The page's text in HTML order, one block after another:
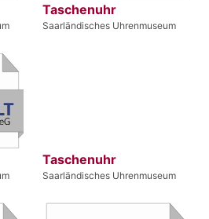
Taschenuhr
Saarländisches Uhrenmuseum
Taschenuhr
Saarländisches Uhrenmuseum